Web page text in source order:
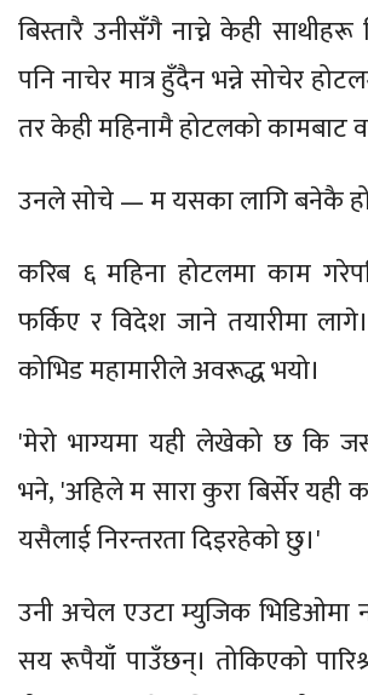
बिस्तारै उनीसँगै नाच्ने केही
पनि नाचेर मात्र हुँदैन भन्ने सोचेर
तर केही महिनामै होटलको कामबाट
उनले सोचे — म यसका लागि बनेकै
करिब ६ महिना होटलमा काम
फर्किए र विदेश जाने तयारीमा
कोभिड महामारीले अवरूद्ध भयो।
'मेरो भाग्यमा यही लेखेको छ कि
भने, 'अहिले म सारा कुरा बिर्सेर यही
यसैलाई निरन्तरता दिइरहेको छु।'
उनी अचेल एउटा म्युजिक भिडिओमा
सय रूपैयाँ पाउँछन्। तोकिएको